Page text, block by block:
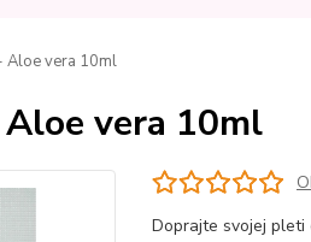
Aloe vera 10ml
vera 10ml
Doprajte svojej pleti